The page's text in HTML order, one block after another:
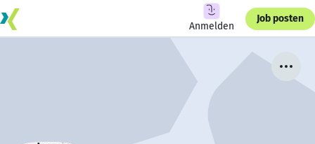
Anmelden
Job posten